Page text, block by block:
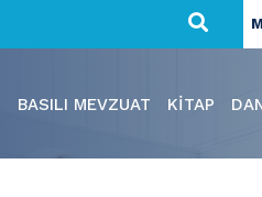
BASILI MEVZUAT KITAP